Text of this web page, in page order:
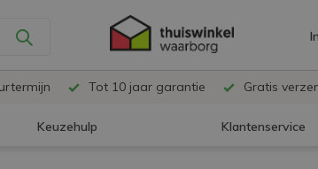
Tot 10 jaar garantie Gratis
Keuzehulp Klantenservice